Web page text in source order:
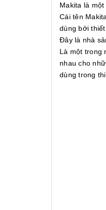
Makita là
Cái tên
dùng bởi
Đây là nhà
Là một trong
nhau cho
dùng trong